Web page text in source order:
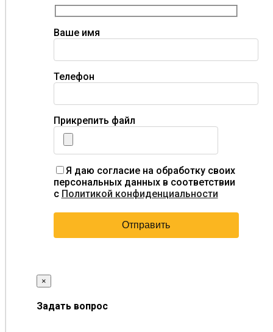
Ваше имя
Телефон
Прикрепить файл
Я даю согласие на обработку своих
персональных данных в соответствии
с Политикой конфиденциальности
×
Задать вопрос